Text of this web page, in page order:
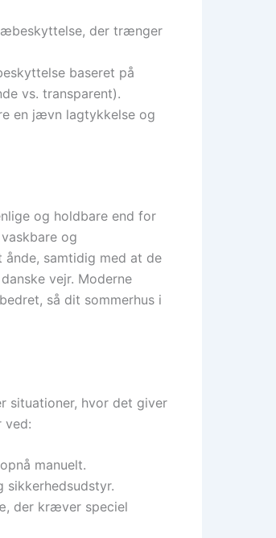
der trænger
baseret på
vs. transparent).
en jævn lagtykkelse og
og holdbare end for
og
samtidig med at de
vejr. Moderne
så dit sommerhus i
situationer, hvor det giver
ved:
manuelt.
der kræver speciel